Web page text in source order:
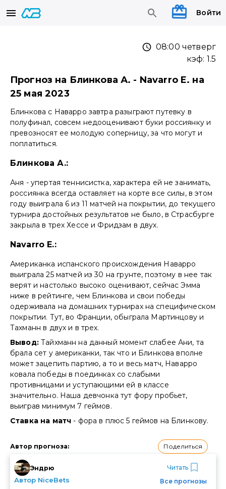
Войти
08:00 четверг
кэф: 1.5
Прогноз на Блинкова А. - Navarro E. на
25 мая 2023
Блинкова с Наварро завтра разыграют путевку в
полуфинал, совсем недооценивают буки россиянку и
превозносят ее молодую соперницу, за что могут и
поплатиться.
Блинкова А.:
Аня - упертая теннисистка, характера ей не занимать,
россиянка всегда оставляет на корте все силы, в этом
году выиграла 6 из 11 матчей на покрытии, до текущего
турнира достойных результатов не было, в Страсбурге
закрыла в трех Хессе и Фридзам в двух.
Navarro E.:
Американка испанского происхождения Наварро
выиграла 25 матчей из 30 на грунте, поэтому в нее так
верят и настолько высоко оценивают, сейчас Эмма
ниже в рейтинге, чем Блинкова и свои победы
одерживала на домашних турнирах на специфическом
покрытии. Тут, во Франции, обыграла Мартинцову и
Тахманн в двух и в трех.
Вывод:Тайхманн на данный момент слабее Ани, та
брала сет у американки, так что и Блинкова вполне
может зацепить партию, а то и весь матч, Наварро
ковала победы в поединках со слабыми
противницами и уступающими ей в классе
значительно. Наша девчонка тут фору пробьет,
выиграв минимум 7 геймов.
Ставка на матч - фора в плюс 5 геймов на Блинкову.
Автор прогноза: Поделиться
Эндрю
Автор NiceBets
Читать
Все прогнозы